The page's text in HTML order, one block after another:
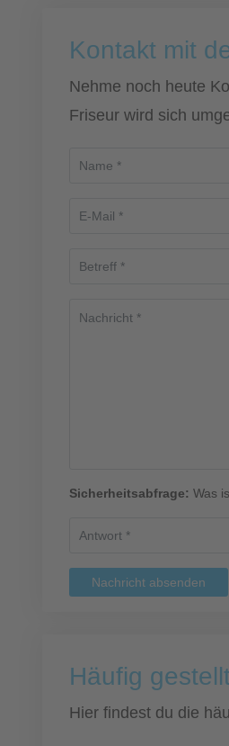
Kontakt mit
Nehme noch heute
Friseur wird sich
Sicherheitsabfrage: Was
Nachricht absenden
Häufig
Hier findest du die